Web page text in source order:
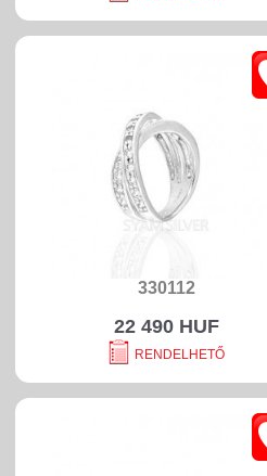
330112
22 490 HUF
RENDELHETŐ